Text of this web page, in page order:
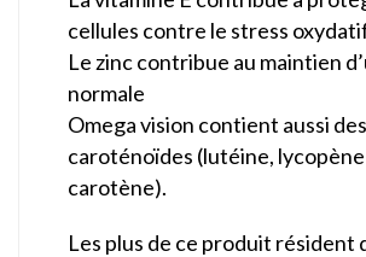
cellules contre le stress
Le zinc contribue au maintien
normale
Omega vision contient aussi des
caroténoïdes (lutéine,
carotène).
Les plus de ce produit résident